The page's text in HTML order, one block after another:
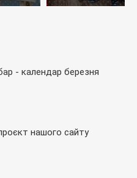
- календар березня
нашого сайту